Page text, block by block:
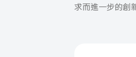
求而進一步的創